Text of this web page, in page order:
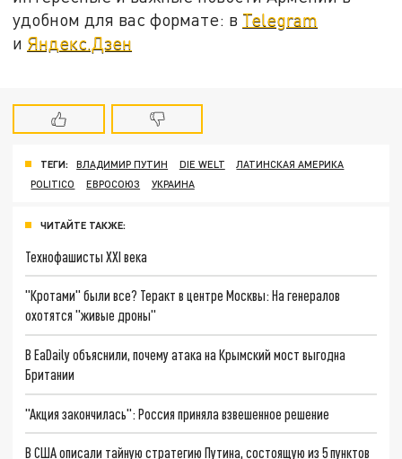
удобном для вас формате: в Telegram
и Яндекс.Дзен
ТЕГИ: ВЛАДИМИР ПУТИН DIE WELT
ЛАТИНСКАЯ АМЕРИКА
POLITICO
ЕВРОСОЮЗ УКРАИНА
ЧИТАЙТЕ ТАКЖЕ:
Технофашисты XXI века
"Кротами" были все? Теракт в центре Москвы: На генералов
охотятся "живые дроны"
В EaDaily объяснили, почему атака на Крымский мост выгодна
Британии
"Акция закончилась": Россия приняла взвешенное решение
В США описали тайную стратегию Путина, состоящую из 5 пунктов